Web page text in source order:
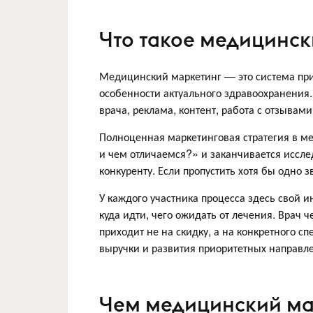
Что такое
Медицинский маркетинг — это система
особенности актуального
врача, реклама, контент, работа с
Полноценная маркетинговая стратегия в
и чем отличаемся?» и заканчивается
конкуренту. Если пропустить хотя бы одно
У каждого участника процесса здесь свой
куда идти, чего ожидать от лечения. Врач
приходит не на скидку, а на конкретного
выручки и развития приоритетных
Чем медицинский